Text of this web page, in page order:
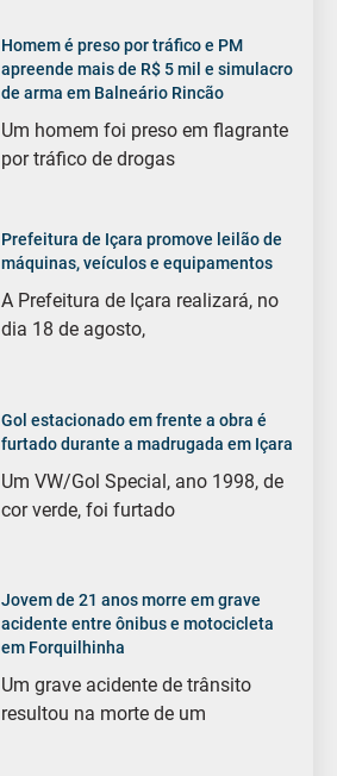
Homem é preso por tráfico e PM
apreende mais de R$ 5 mil e simulacro
de arma em Balneário Rincão
Um homem foi preso em flagrante
por tráfico de drogas
Prefeitura de Içara promove leilão de
máquinas, veículos e equipamentos
A Prefeitura de Içara realizará, no
dia 18 de agosto,
Gol estacionado em frente a obra é
furtado durante a madrugada em Içara
Um VW/Gol Special, ano 1998, de
cor verde, foi furtado
Jovem de 21 anos morre em grave
acidente entre ônibus e motocicleta
em Forquilhinha
Um grave acidente de trânsito
resultou na morte de um